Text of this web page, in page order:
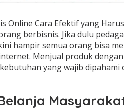
Online Cara Efektif yang
berbisnis. Jika dulu
hampir semua orang bisa
Menjual produk dengan
yang wajib dipahami